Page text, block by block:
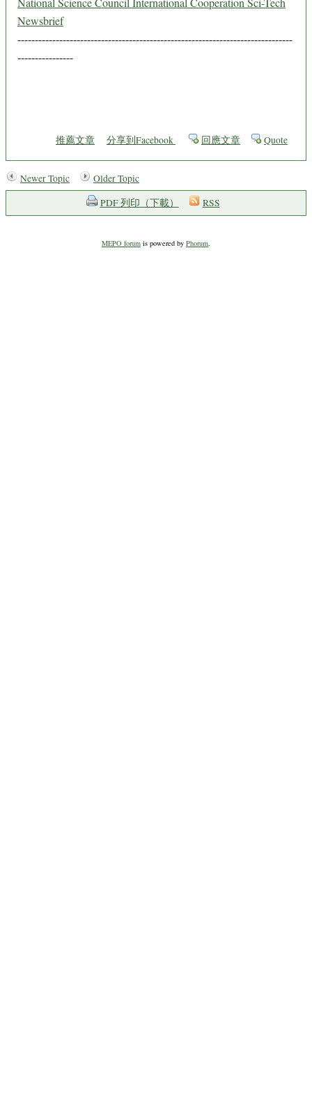
Newsbrief
-------------------------------------------------------------------------------
----------------
推薦文章 分享到Facebook 回應文章 Quote
Newer Topic
Older Topic
PDF 列印（下載）
RSS
MEPO forum is powered by Phorum.